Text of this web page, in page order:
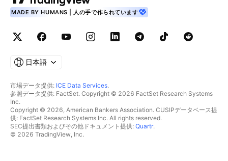
MADE BY HUMANS | 人の手で作られています
日本語
市場データ提供: ICE Data Services.
参照データ提供: FactSet. Copyright © 2026 FactSet Research Systems
Inc.
Copyright © 2026, American Bankers Association. CUSIPデータベース提
供: FactSet Research Systems Inc. All rights reserved.
SEC提出書類およびその他ドキュメント提供: Quartr.
© 2026 TradingView, Inc.